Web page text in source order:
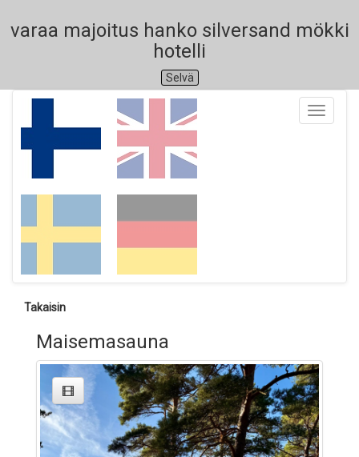
varaa majoitus hanko silversand mökki
hotelli
Selvä
Toggle
Takaisin
Maisemasauna